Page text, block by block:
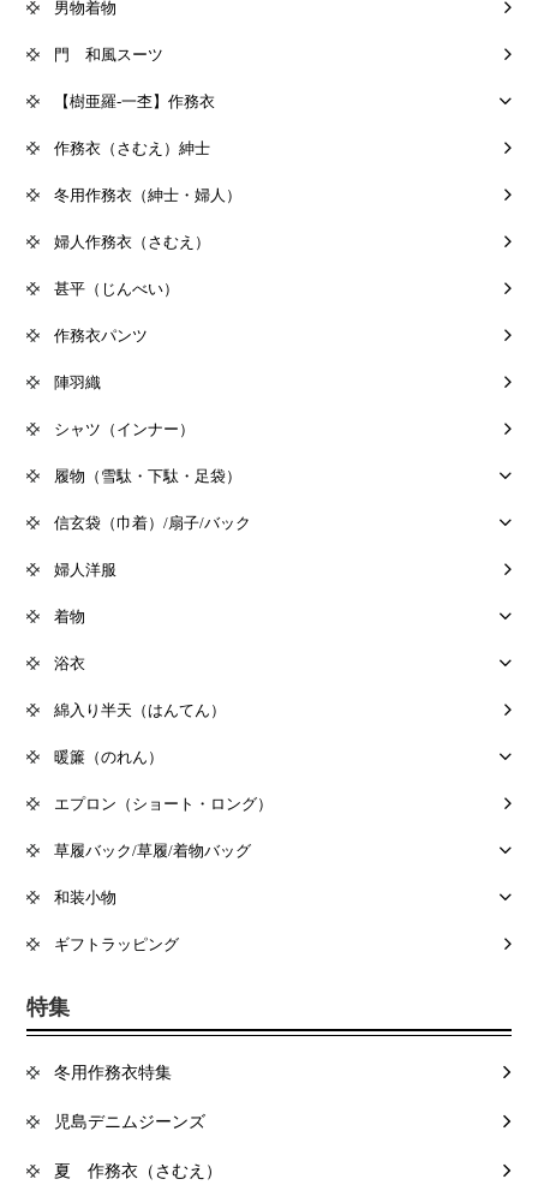
男物着物
門 和風スーツ
【樹亜羅-一杢】作務衣
作務衣（さむえ）紳士
冬用作務衣（紳士・婦人）
婦人作務衣（さむえ）
甚平（じんべい）
作務衣パンツ
陣羽織
シャツ（インナー）
履物（雪駄・下駄・足袋）
信玄袋（巾着）/扇子/バック
婦人洋服
着物
浴衣
綿入り半天（はんてん）
暖簾（のれん）
エプロン（ショート・ロング）
草履バック/草履/着物バッグ
和装小物
ギフトラッピング
特集
冬用作務衣特集
児島デニムジーンズ
夏 作務衣（さむえ）